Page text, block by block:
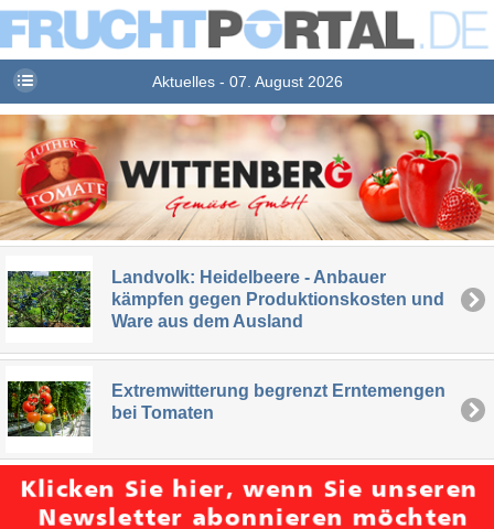
Aktuelles - 07. August 2026
Landvolk: Heidelbeere - Anbauer
kämpfen gegen Produktionskosten und
Ware aus dem Ausland
Extremwitterung begrenzt Erntemengen
bei Tomaten